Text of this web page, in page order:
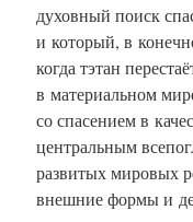
духовный поиск
и который, в
когда тэтан
в материальном
со спасением в
центральным
развитых мировых
внешние формы и